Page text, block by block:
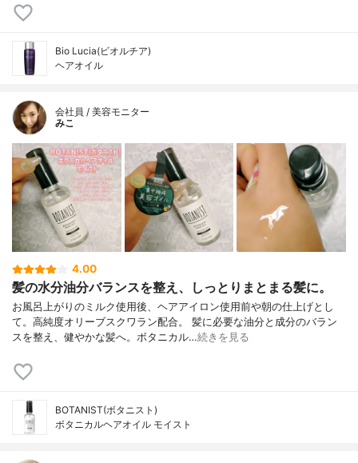
Bio Lucia(ビオルチア)
ヘアオイル
会社員 / 美容モニター
みこ
4.00
髪の水分油分バランスを整え、しっとりまとまる髪に。
お風呂上がりのミルク使用後、ヘアアイロン使用前や朝の仕上げとし
て。高純度オリーブスクワラン配合。 髪に必要な油分と成分のバラン
スを整え、健やかな髪へ。ボタニカル…続きを見る
BOTANIST(ボタニスト)
ボタニカルヘアオイル モイスト